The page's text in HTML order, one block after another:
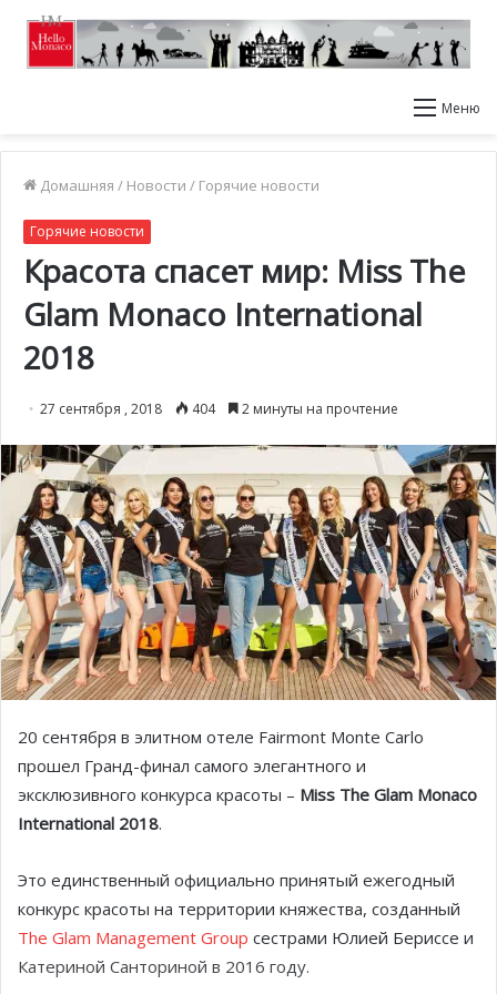
Меню
Домашняя / Новости / Горячие новости
Горячие новости
Красота спасет мир: Miss The
Glam Monaco International
2018
27 сентября , 2018 404 2 минуты на прочтение
20 сентября в элитном отеле Fairmont Monte Carlo
прошел Гранд-финал самого элегантного и
эксклюзивного конкурса красоты – Miss The Glam Monaco
International 2018.
Это единственный официально принятый ежегодный
конкурс красоты на территории княжества, созданный
The Glam Management Group сестрами Юлией Бериссе и
Катериной Санториной в 2016 году.